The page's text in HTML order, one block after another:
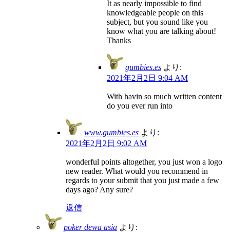
It as nearly impossible to find
knowledgeable people on this
subject, but you sound like you
know what you are talking about!
Thanks
gumbies.es より:
2021年2月2日 9:04 AM
With havin so much written content
do you ever run into
www.gumbies.es より:
2021年2月2日 9:02 AM
wonderful points altogether, you just won a logo
new reader. What would you recommend in
regards to your submit that you just made a few
days ago? Any sure?
返信
poker dewa asia より: